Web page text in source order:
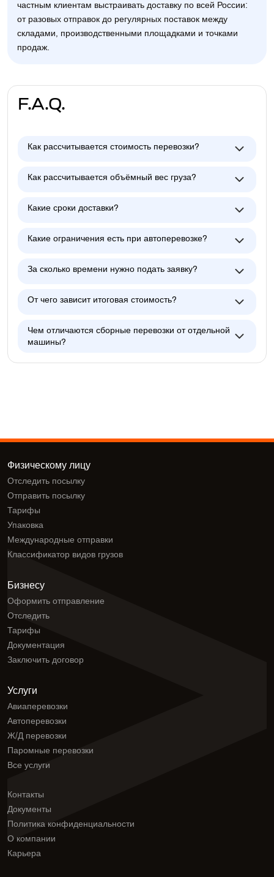
частным клиентам выстраивать доставку по всей России:
от разовых отправок до регулярных поставок между
складами, производственными площадками и точками
продаж.
F.A.Q.
Как рассчитывается стоимость перевозки?
Как рассчитывается объёмный вес груза?
Какие сроки доставки?
Какие ограничения есть при автоперевозке?
За сколько времени нужно подать заявку?
От чего зависит итоговая стоимость?
Чем отличаются сборные перевозки от отдельной
машины?
Физическому лицу
Отследить посылку
Отправить посылку
Тарифы
Упаковка
Международные отправки
Классификатор видов грузов
Бизнесу
Оформить отправление
Отследить
Тарифы
Документация
Заключить договор
Услуги
Авиаперевозки
Автоперевозки
Ж/Д перевозки
Паромные перевозки
Все услуги
Контакты
Документы
Политика конфиденциальности
О компании
Карьера